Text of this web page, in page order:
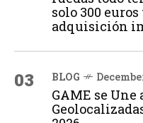
solo 300
adquisición
03 BLOG
GAME se Une